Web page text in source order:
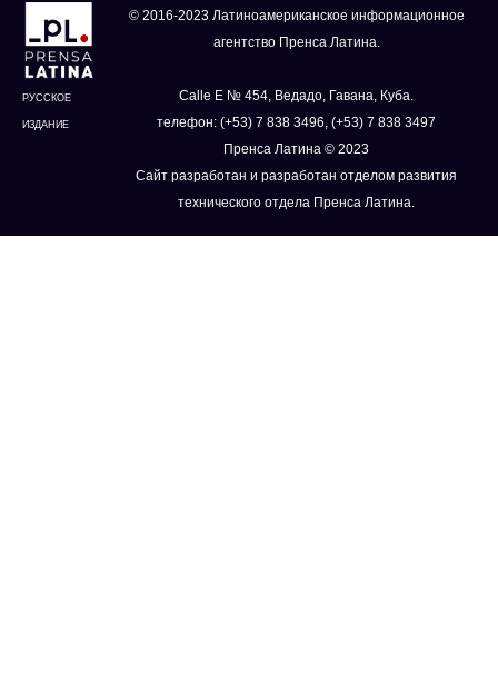
РУССКОЕ
ИЗДАНИЕ
© 2016-2023 Латиноамериканское информационное
агентство Пренса Латина.
Calle E № 454, Ведадо, Гавана, Куба.
телефон: (+53) 7 838 3496, (+53) 7 838 3497
Пренса Латина © 2023
Сайт разработан и разработан отделом развития
технического отдела Пренса Латина.